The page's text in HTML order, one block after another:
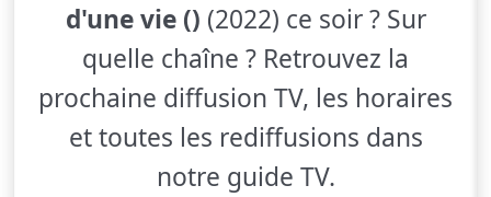
d'une vie () (2022) ce soir ? Sur
quelle chaîne ? Retrouvez la
prochaine diffusion TV, les horaires
et toutes les rediffusions dans
notre guide TV.